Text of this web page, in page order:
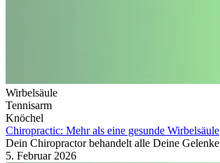
Wirbelsäule
Tennisarm
Knöchel
Chiropractic: Mehr als eine gesunde Wirbelsäule
Dein Chiropractor behandelt alle Deine Gelenke
5. Februar 2026